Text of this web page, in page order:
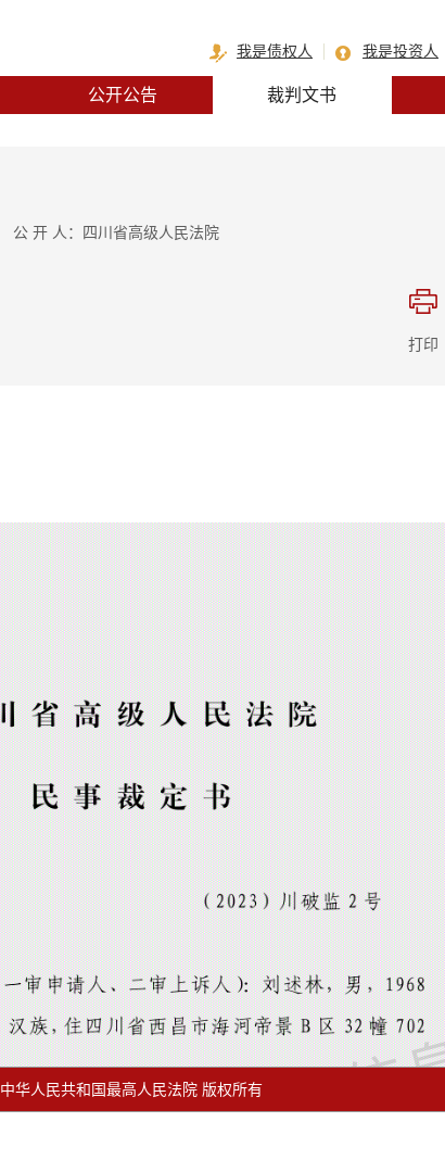
我是债权人 我是投资人
公开公告 裁判文书
公 开 人：四川省高级人民法院
打印
中华人民共和国最高人民法院 版权所有